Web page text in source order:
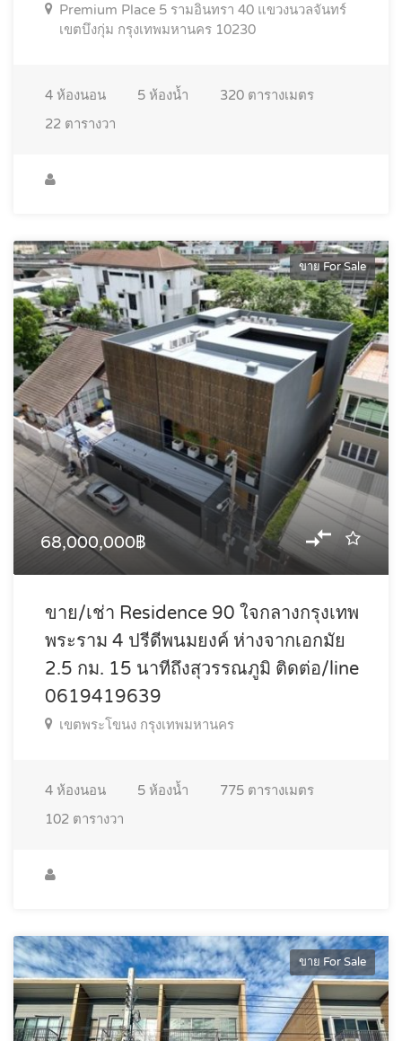
Premium Place 5 รามอินทรา 40 แขวงนวลจันทร์
เขตบึงกุ่ม กรุงเทพมหานคร 10230
4 ห้องนอน 5 ห้องน้ำ 320 ตารางเมตร
22 ตารางวา
ขาย For Sale
68,000,000฿
ขาย/เช่า Residence 90 ใจกลางกรุงเทพ
พระราม 4 ปรีดีพนมยงค์ ห่างจากเอกมัย
2.5 กม. 15 นาทีถึงสุวรรณภูมิ ติดต่อ/line
0619419639
เขตพระโขนง กรุงเทพมหานคร
4 ห้องนอน 5 ห้องน้ำ 775 ตารางเมตร
102 ตารางวา
ขาย For Sale